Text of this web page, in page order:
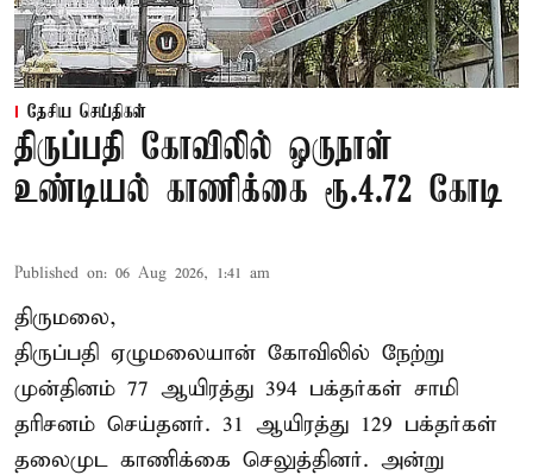
தேசிய செய்திகள்
திருப்பதி கோவிலில் ஒருநாள்
உண்டியல் காணிக்கை ரூ.4.72 கோடி
Published on: 06 Aug 2026, 1:41 am
திருமலை,
திருப்பதி ஏழுமலையான் கோவிலில் நேற்று
முன்தினம் 77 ஆயிரத்து 394 பக்தர்கள் சாமி
தரிசனம் செய்தனர். 31 ஆயிரத்து 129 பக்தர்கள்
தலைமுட காணிக்கை செலுத்தினர். அன்று